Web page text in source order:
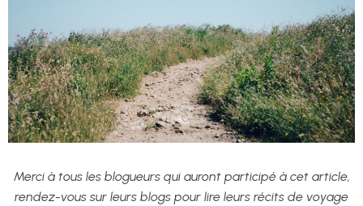
Merci à tous les blogueurs qui auront participé à cet article,
rendez-vous sur leurs blogs pour lire leurs récits de voyage